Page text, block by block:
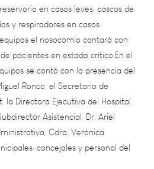
el nosocomio contará con
en estado crítico.En el
se contó con la presencia del
Ronco, el Secretario de
Directora Ejecutiva del Hospital,
Asistencial, Dr. Ariel
Cdra. Verónica
concejales y personal del